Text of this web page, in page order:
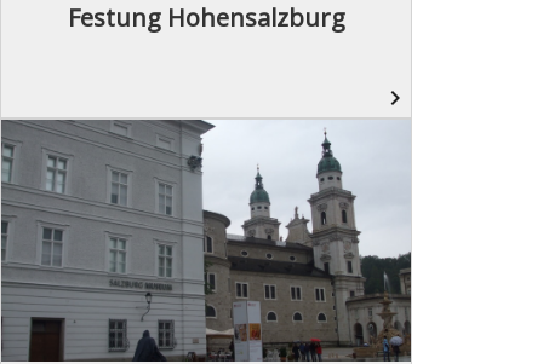
Festung Hohensalzburg
navigate_next